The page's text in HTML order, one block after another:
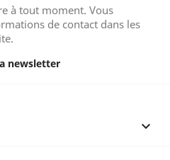
à tout moment. Vous
de contact dans les
newsletter
